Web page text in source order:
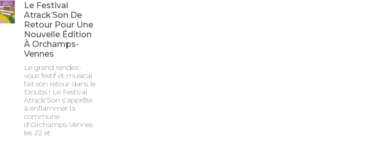
Le Festival
Atrack’Son De
Retour Pour Une
Nouvelle Édition
À Orchamps-
Vennes
Le grand rendez-
vous festif et musical
fait son retour dans le
Doubs ! Le Festival
Atrack’Son s’apprête
à enflammer la
commune
d’Orchamps-Vennes
les 22 et